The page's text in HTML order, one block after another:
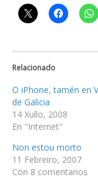
Relacionado
O iPhone, tamén en
de Galicia
14 Xullo, 2008
En "Internet"
Non estou morto
11 Febreiro, 2007
Con 8 comentarios